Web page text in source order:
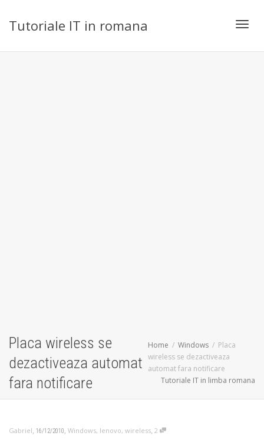
Tutoriale IT in romana
Placa wireless se
dezactiveaza automat
fara notificare
Home Windows
Placa
wireless se dezactiveaza
automat fara notificare
Tutoriale IT in limba romana
Gabriel, 16/12/2010, Windows, lenovo, wireless, 2